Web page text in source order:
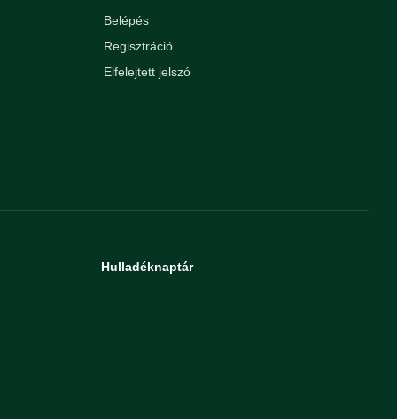
Belépés
Regisztráció
Elfelejtett jelszó
Hulladéknaptár